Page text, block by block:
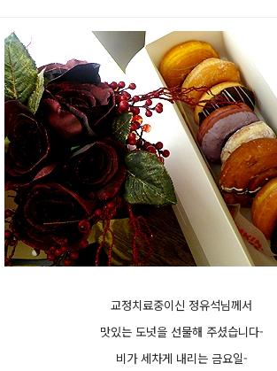
본문
교정치료중이신 정유석님께서
맛있는 도넛을 선물해 주셨습니다-
비가 세차게 내리는 금요일-